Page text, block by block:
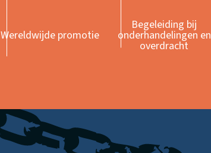
Wereldwijde promotie
Begeleiding bij
onderhandelingen en
overdracht